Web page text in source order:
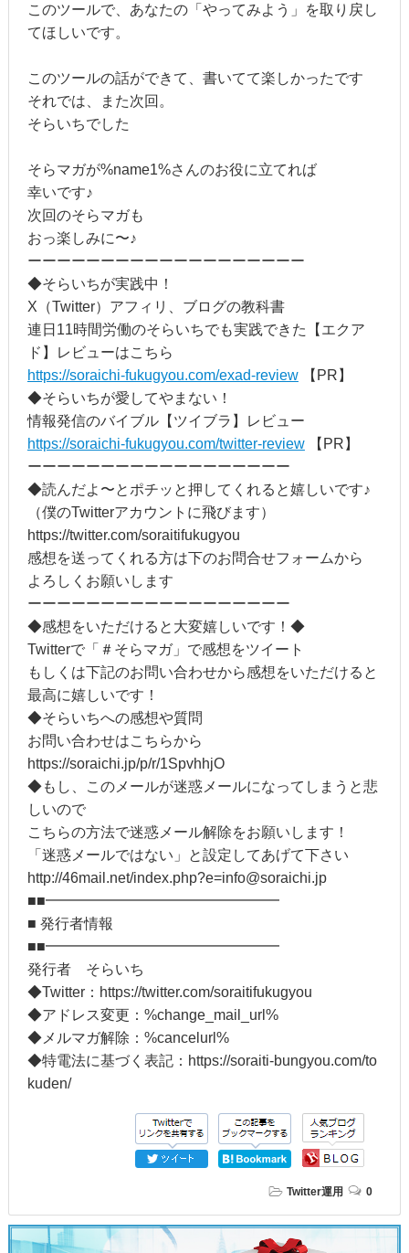
このツールで、あなたの「やってみよう」を取り戻し
てほしいです。
このツールの話ができて、書いてて楽しかったです
それでは、また次回。
そらいちでした
そらマガが%name1%さんのお役に立てれば
幸いです♪
次回のそらマガも
おっ楽しみに〜♪
ーーーーーーーーーーーーーーーーーーー
◆そらいちが実践中！
X（Twitter）アフィリ、ブログの教科書
連日11時間労働のそらいちでも実践できた【エクア
ド】レビューはこちら
https://soraichi-fukugyou.com/exad-review【PR】
◆そらいちが愛してやまない！
情報発信のバイブル【ツイブラ】レビュー
https://soraichi-fukugyou.com/twitter-review【PR】
ーーーーーーーーーーーーーーーーーー
◆読んだよ〜とポチッと押してくれると嬉しいです♪
（僕のTwitterアカウントに飛びます）
https://twitter.com/soraitifukugyou
感想を送ってくれる方は下のお問合せフォームから
よろしくお願いします
ーーーーーーーーーーーーーーーーーー
◆感想をいただけると大変嬉しいです！◆
Twitterで「＃そらマガ」で感想をツイート
もしくは下記のお問い合わせから感想をいただけると
最高に嬉しいです！
◆そらいちへの感想や質問
お問い合わせはこちらから
https://soraichi.jp/p/r/1SpvhhjO
◆もし、このメールが迷惑メールになってしまうと悲
しいので
こちらの方法で迷惑メール解除をお願いします！
「迷惑メールではない」と設定してあげて下さい
http://46mail.net/index.php?e=info@soraichi.jp
■■━━━━━━━━━━━━━━━━
■ 発行者情報
■■━━━━━━━━━━━━━━━━
発行者 そらいち
◆Twitter：https://twitter.com/soraitifukugyou
◆アドレス変更：%change_mail_url%
◆メルマガ解除：%cancelurl%
◆特電法に基づく表記：https://soraiti-bungyou.com/to
kuden/
Twitter運用 0